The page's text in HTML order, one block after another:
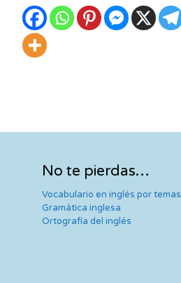
No te pierdas…
Vocabulario en inglés por temas
Gramática inglesa
Ortografía del inglés